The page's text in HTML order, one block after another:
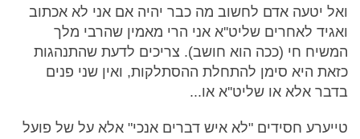
ואל יטעה אדם לחשוב מה כבר יהיה אם אני לא אכתוב
ואגיד לאחרים שליט''א אני הרי מאמין שהרבי מלך
המשיח חי (ככה הוא חושב). צריכים לדעת שהתנהגות
כזאת היא סימן להתחלת ההסתלקות, ואין שני פנים
בדבר אלא או שליט''א או...
טייערע חסידים "לא איש דברים אנכי" אלא על של פועל